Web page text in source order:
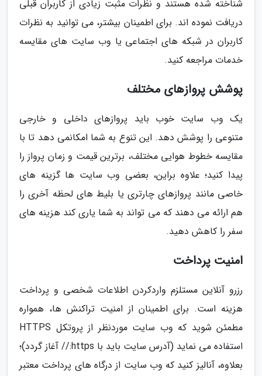
شناخته شده هستند و نظرات مثبت زیادی از کاربران قبلی
دریافت نموده اند. برای اطمینان بیشتر، می توانید به نظرات
کاربران در شبکه های اجتماعی یا وب سایت های مقایسه
خدمات مراجعه کنید.
پوشش پروازهای مختلف
یک وب سایت خوب باید پروازهای داخلی و خارجی
متنوعی را پوشش دهد. این تنوع به شما امکانمی دهد تا با
مقایسه خطوط هوایی مختلف، برترین قیمت و زمان پرواز را
پیدا کنید؛ علاوه براین، بعضی وب سایت ها گزینه های
خاصی مانند پروازهای چارتری یا بلیط های لحظه آخری را
هم ارائه می دهند که می تواند به شما یاری کند هزینه های
سفر را کاهش دهید.
امنیت پرداخت
رزرو آنلاین مستلزم واردکردن اطلاعات شخصی و پرداخت
هزینه است. برای اطمینان از امنیت تراکنش ها، همواره
مطمئن شوید که وب سایت موردنظر از پروتکل HTTPS
استفاده می نماید (آدرس سایت باید با https:// آغاز گردد)؛
بعلاوه، آنالیز کنید که وب سایت از درگاه های پرداخت معتبر